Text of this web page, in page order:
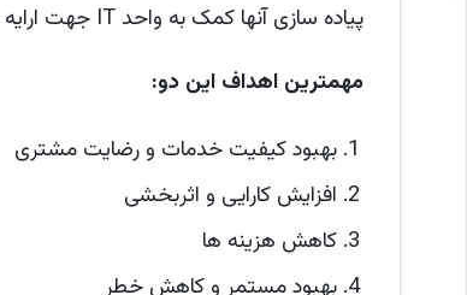
پیاده سازی آنها کمک به واحد IT جهت ارایه خدمات فناوری اطلاعات است.
مهمترین اهداف این دو:
بهبود کیفیت خدمات و رضایت مشتری
افزایش کارایی و اثربخشی
کاهش هزینه ها
بهبود مستمر و کاهش خطر